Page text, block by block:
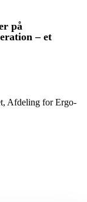
på
– et
Afdeling for Ergo-